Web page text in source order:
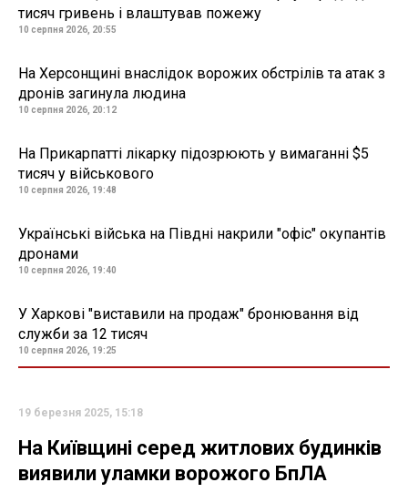
тисяч гривень і влаштував пожежу
10 серпня 2026, 20:55
На Херсонщині внаслідок ворожих обстрілів та атак з
дронів загинула людина
10 серпня 2026, 20:12
На Прикарпатті лікарку підозрюють у вимаганні $5
тисяч у військового
10 серпня 2026, 19:48
Українські війська на Півдні накрили "офіс" окупантів
дронами
10 серпня 2026, 19:40
У Харкові "виставили на продаж" бронювання від
служби за 12 тисяч
10 серпня 2026, 19:25
19 березня 2025, 15:18
На Київщині серед житлових будинків
виявили уламки ворожого БпЛА